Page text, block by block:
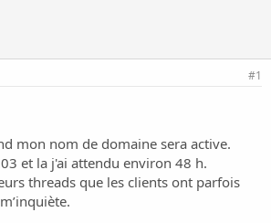
#1
mon nom de domaine sera active.
et la j'ai attendu environ 48 h.
threads que les clients ont parfois